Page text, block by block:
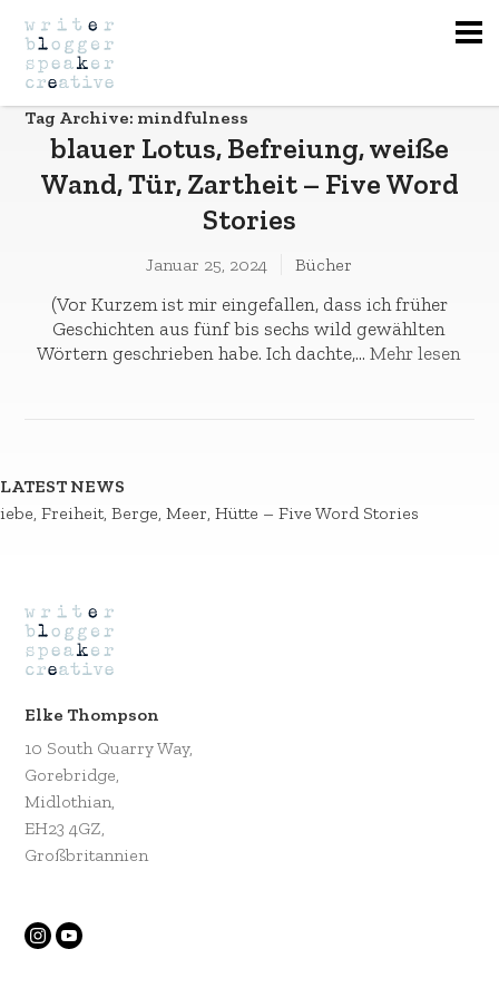
Tag Archive: mindfulness
blauer Lotus, Befreiung, weiße
Wand, Tür, Zartheit – Five Word
Stories
Januar 25, 2024 Bücher
(Vor Kurzem ist mir eingefallen, dass ich früher
Geschichten aus fünf bis sechs wild gewählten
Wörtern geschrieben habe. Ich dachte,...Mehr lesen
LATEST NEWS
Freiheit, Berge, Meer, Hütte – Five Word Stories
Elke Thompson
10 South Quarry Way,
Gorebridge,
Midlothian,
EH23 4GZ,
Großbritannien